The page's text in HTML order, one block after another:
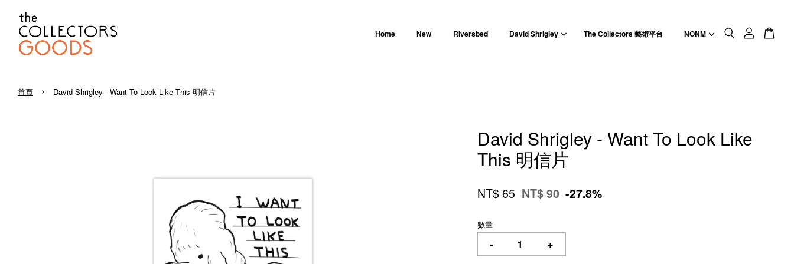
Home New Riversbed David Shrigley The Collectors 藝術平台 NONM
首頁 › David Shrigley - Want To Look Like This 明信片
David Shrigley - Want To Look Like
This 明信片
NT$ 65 NT$ 90-27.8%
數量
- +